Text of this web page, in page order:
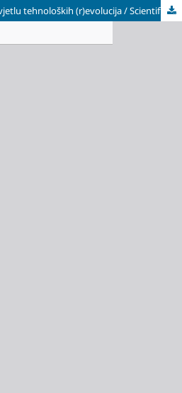
Naučna komunikacija u svjetlu tehnoloških (r)evolucija / Scientific Communication in the Light of Technological (R)evolutions